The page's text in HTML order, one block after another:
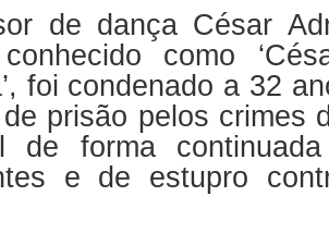
de dança César
como
foi condenado a 32
prisão pelos crimes
de forma
e de estupro